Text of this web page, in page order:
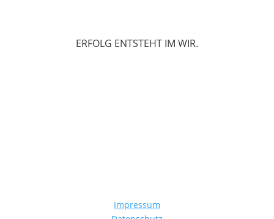
ERFOLG ENTSTEHT IM WIR.
Impressum